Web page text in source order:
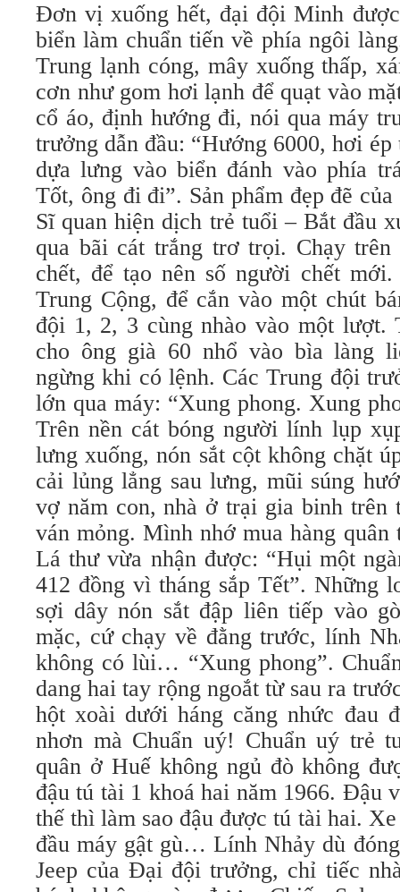
Đơn vị xuống hết, đại đội Minh
biển làm chuẩn tiến về phía ngôi
Trung lạnh cóng, mây xuống thấp,
cơn như gom hơi lạnh để quạt vào
cổ áo, định hướng đi, nói qua máy
trưởng dẫn đầu: “Hướng 6000, hơi
dựa lưng vào biển đánh vào phía
Tốt, ông đi đi”. Sản phẩm đẹp đẽ
Sĩ quan hiện dịch trẻ tuổi – Bắt đầu
qua bãi cát trắng trơ trọi. Chạy
chết, để tạo nên số người chết
Trung Cộng, để cắn vào một chút
đội 1, 2, 3 cùng nhào vào một lượt.
cho ông già 60 nhổ vào bìa làng
ngừng khi có lệnh. Các Trung đội
lớn qua máy: “Xung phong. Xung
Trên nền cát bóng người lính lụp
lưng xuống, nón sắt cột không chặt
cải lủng lẳng sau lưng, mũi súng
vợ năm con, nhà ở trại gia binh trên
ván mỏng. Mình nhớ mua hàng
Lá thư vừa nhận được: “Hụi một
412 đồng vì tháng sắp Tết”. Những
sợi dây nón sắt đập liên tiếp vào
mặc, cứ chạy về đằng trước, lính
không có lùi… “Xung phong”.
dang hai tay rộng ngoắt từ sau ra
hột xoài dưới háng căng nhức đau
nhơn mà Chuẩn uý! Chuẩn uý trẻ
quân ở Huế không ngủ đò không
đậu tú tài 1 khoá hai năm 1966.
thế thì làm sao đậu được tú tài hai.
đầu máy gật gù… Lính Nhảy dù
Jeep của Đại đội trưởng, chỉ tiếc